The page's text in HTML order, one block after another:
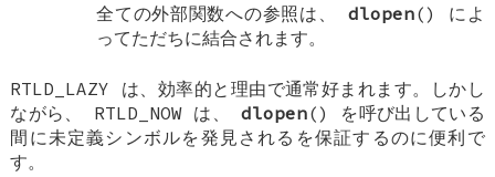
全ての外部関数への参照は、dlopen() によ
ってただちに結合されます。
RTLD_LAZY は、効率的と理由で通常好まれます。しかし
ながら、 RTLD_NOWは、dlopen() を呼び出している
間に未定義シンボルを発見されるを保証するのに便利で
す。